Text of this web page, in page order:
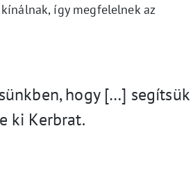
így megfelelnek az
hogy […] segítsük
ki Kerbrat.